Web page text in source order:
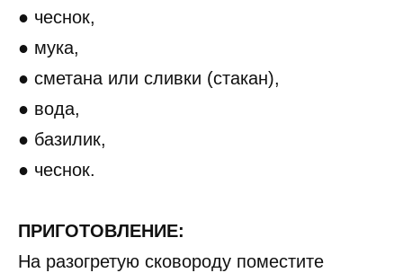
● чеснок,
● мука,
● сметана или сливки (стакан),
● вода,
● базилик,
● чеснок.
ПРИГОТОВЛЕНИЕ:
На разогретую сковороду поместите